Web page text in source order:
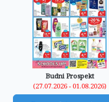
Budni Prospekt
(27.07.2026 - 01.08.2026)